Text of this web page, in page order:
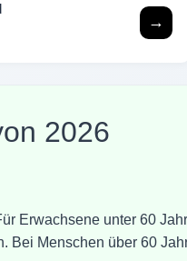
→
2026
Erwachsene unter 60
Bei Menschen über 60